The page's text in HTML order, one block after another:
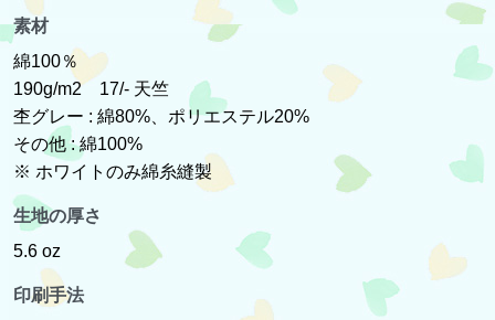
素材
綿100％
190g/m2 17/- 天竺
杢グレー : 綿80%、ポリエステル20%
その他 : 綿100%
※ ホワイトのみ綿糸縫製
生地の厚さ
5.6 oz
印刷手法